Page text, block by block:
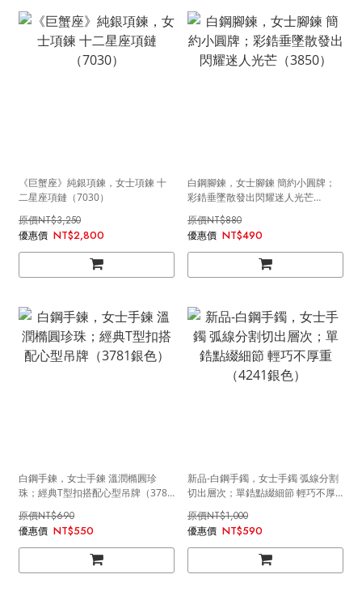
《巨蟹座》純銀項鍊，女士項鍊 十
二星座項鏈（7030）
NT$3,250
NT$2,800
白鋼腳鍊，女士腳鍊 簡約小圓牌；
彩鋯垂墜散發出閃耀迷人光芒
（3850）
NT$880
NT$490
白鋼手鍊，女士手鍊 溫潤橢圓珍
珠；經典T型扣搭配心型吊牌（3781
NT$690
NT$550
新品-白鋼手鐲，女士手鐲 弧線分割
切出層次；單鋯點綴細節 輕巧不厚
重（4241銀色）
NT$1,000
NT$590